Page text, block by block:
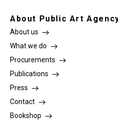
About Public Art
About us
What we do
Procurements
Publications
Press
Contact
Bookshop